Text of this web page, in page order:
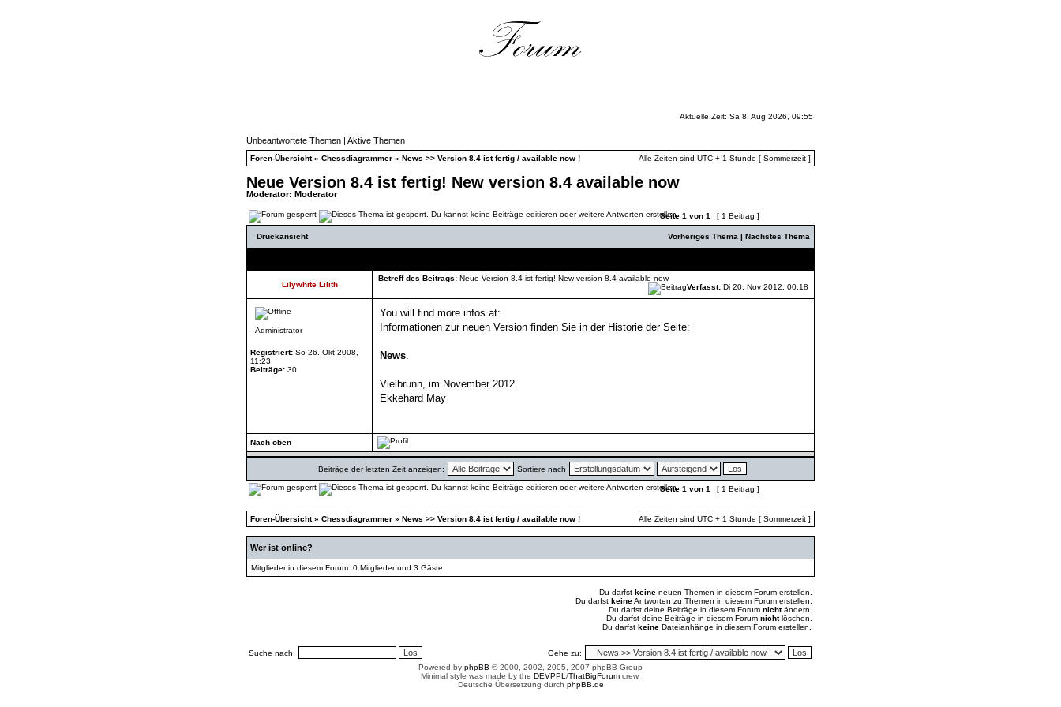
Aktuelle Zeit: Sa 8. Aug 2026, 09:55
Unbeantwortete Themen | Aktive Themen
Foren-Übersicht» Chessdiagrammer » News >> Version 8.4 ist fertig / available now ! Alle Zeiten sind UTC + 1 Stunde [ Sommerzeit ]
Neue Version 8.4 ist fertig! New version 8.4 available now
Moderator: Moderator
Seite 1 von 1 [ 1 Beitrag ]
Druckansicht Vorheriges Thema | Nächstes Thema
Lilywhite Lilith
Betreff des Beitrags: Neue Version 8.4 ist fertig! New version 8.4 available now
Verfasst: Di 20. Nov 2012, 00:18
Administrator
Registriert: So 26. Okt 2008,
11:23
Beiträge: 30
You will find more infos at:
Informationen zur neuen Version finden Sie in der Historie der Seite:
News.
Vielbrunn, im November 2012
Ekkehard May
Nach oben
Beiträge der letzten Zeit anzeigen: Sortiere nach
Seite 1 von 1 [ 1 Beitrag ]
Foren-Übersicht» Chessdiagrammer » News >> Version 8.4 ist fertig / available now ! Alle Zeiten sind UTC + 1 Stunde [ Sommerzeit ]
Wer ist online?
Mitglieder in diesem Forum: 0 Mitglieder und 3 Gäste
Du darfst keine neuen Themen in diesem Forum erstellen.
Du darfst keineAntworten zu Themen in diesem Forum erstellen.
Du darfst deine Beiträge in diesem Forum nichtändern.
Du darfst deine Beiträge in diesem Forum nichtlöschen.
Du darfst keine Dateianhänge in diesem Forum erstellen.
Suche nach:
Gehe zu:
Powered by phpBB © 2000, 2002, 2005, 2007 phpBB Group
Minimal style was made by the DEVPPL /ThatBigForum crew.
Deutsche Übersetzung durch phpBB.de